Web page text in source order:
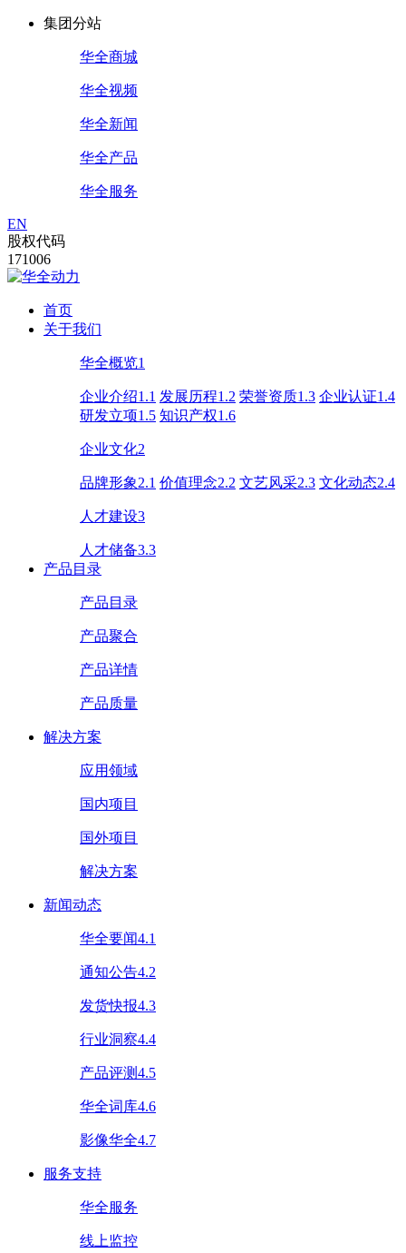
集团分站
华全商城
华全视频
华全新闻
华全产品
华全服务
EN
股权代码
171006
首页
关于我们
华全概览1
企业介绍1.1 发展历程1.2 荣誉资质1.3 企业认证1.4
研发立项1.5 知识产权1.6
企业文化2
品牌形象2.1 价值理念2.2 文艺风采2.3 文化动态2.4
人才建设3
人才储备3.3
产品目录
产品目录
产品聚合
产品详情
产品质量
解决方案
应用领域
国内项目
国外项目
解决方案
新闻动态
华全要闻4.1
通知公告4.2
发货快报4.3
行业洞察4.4
产品评测4.5
华全词库4.6
影像华全4.7
服务支持
华全服务
线上监控